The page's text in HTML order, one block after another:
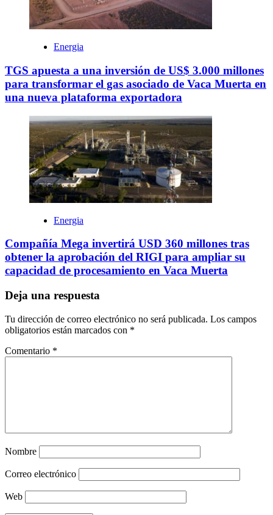
Energia
TGS apuesta a una inversión de US$ 3.000 millones
para transformar el gas asociado de Vaca Muerta en
una nueva plataforma exportadora
Energia
Compañía Mega invertirá USD 360 millones tras
obtener la aprobación del RIGI para ampliar su
capacidad de procesamiento en Vaca Muerta
Deja una respuesta
Tu dirección de correo electrónico no será publicada. Los campos
obligatorios están marcados con *
Comentario *
Nombre
Correo electrónico
Web